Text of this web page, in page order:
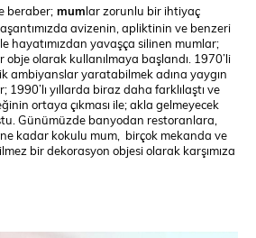
beraber; mumlar zorunlu bir ihtiyaç
avizenin, apliktinin ve benzeri
hayatımızdan yavaşça silinen mumlar;
olarak kullanılmaya başlandı. 1970’li
ambiyanslar yaratabilmek adına yaygın
1990’lı yıllarda biraz daha farklılaştı ve
ortaya çıkması ile; akla gelmeyecek
Günümüzde banyodan restoranlara,
kadar kokulu mum, birçok mekanda ve
bir dekorasyon objesi olarak karşımıza